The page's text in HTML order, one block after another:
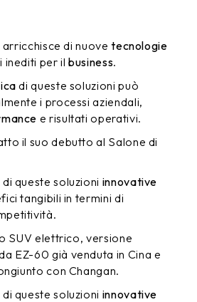
arricchisce di nuovetecnologie
inediti per ilbusiness.
di queste soluzioni può
i processi aziendali,
e risultati operativi.
il suo debutto al Salone di
queste soluzioni innovative
tangibili in termini di
SUV elettrico, versione
EZ-60 già venduta in Cina e
con Changan.
queste soluzioni innovative